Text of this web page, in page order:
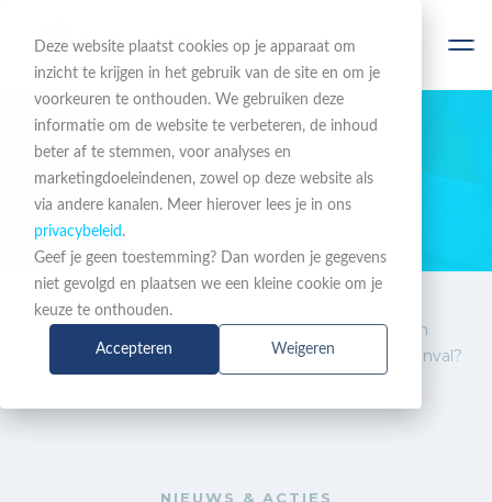
Deze website plaatst cookies op je apparaat om
inzicht te krijgen in het gebruik van de site en om je
voorkeuren te onthouden. We gebruiken deze
informatie om de website te verbeteren, de inhoud
beter af te stemmen, voor analyses en
marketingdoeleindenen, zowel op deze website als
via andere kanalen. Meer hierover lees je in ons
privacybeleid .
Geef je geen toestemming? Dan worden je gegevens
niet gevolgd en plaatsen we een kleine cookie om je
keuze te onthouden.
Accepteren Weigeren
BLIJF OP DE HOOGTE
Nieuws & Acties
Nieuws
& Acties
verwerkersovereenkomsten
bestand tegen een cyberaanval?
NIEUWS & ACTIES